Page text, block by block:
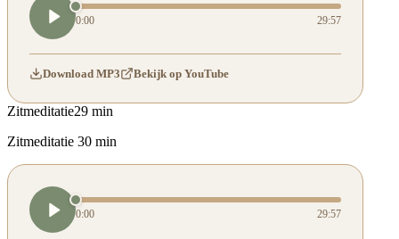
0:00 29:57
Download MP3 Bekijk op YouTube
Zitmeditatie29 min
Zitmeditatie 30 min
0:00 29:57